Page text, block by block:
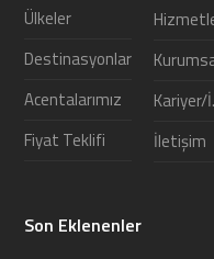
Ülkeler
Destinasyonlar
Acentalarımız
Fiyat Teklifi
Kariyer/
İletişim
Son Eklenenler